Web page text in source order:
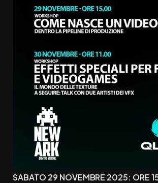
SABATO 29 NOVEMBRE 2025: ORE